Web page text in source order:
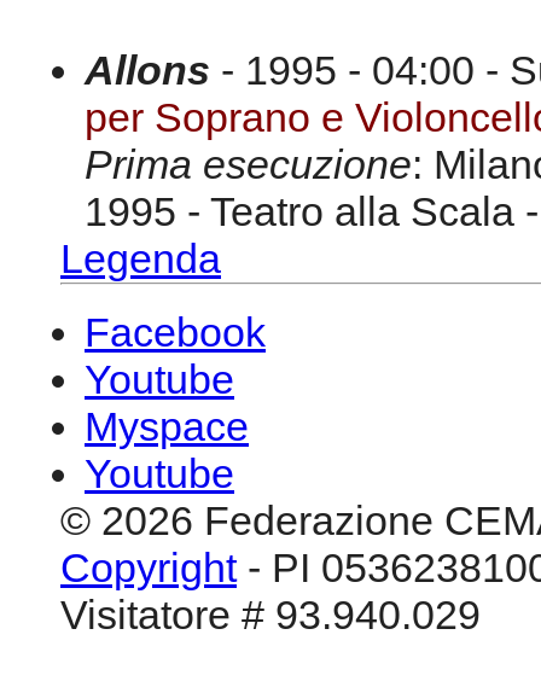
Allons - 1995 - 04:00 -
per Soprano e
Prima esecuzione:
1995 - Teatro alla Scala
Legenda
Facebook
Youtube
Myspace
Youtube
© 2026 Federazione
Copyright- PI
Visitatore # 93.940.029